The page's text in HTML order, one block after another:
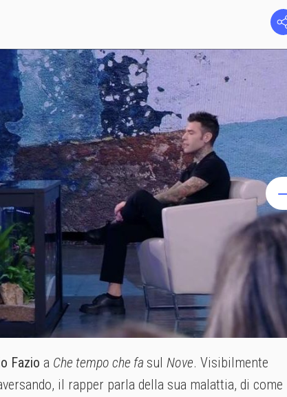
Fazio a Che tempo che fa sul Nove. Visibilmente
il rapper parla della sua malattia, di come